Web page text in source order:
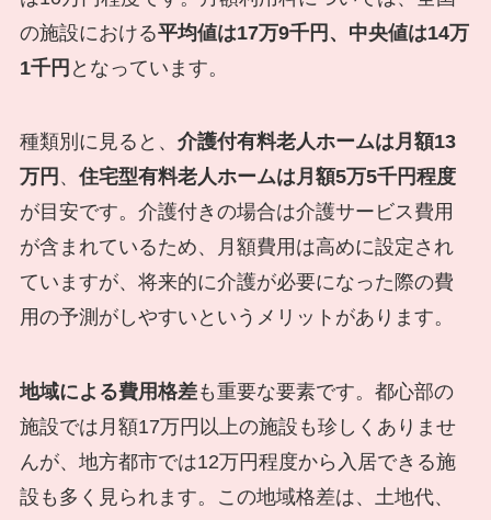
の施設における平均値は17万9千円、中央値は14万
1千円 となっています。
種類別に見ると、 介護付有料老人ホームは月額13
万円 、 住宅型有料老人ホームは月額5万5千円程度
が目安です。介護付きの場合は介護サービス費用
が含まれているため、月額費用は高めに設定され
ていますが、将来的に介護が必要になった際の費
用の予測がしやすいというメリットがあります。
地域による費用格差も重要な要素です。都心部の
施設では月額17万円以上の施設も珍しくありませ
んが、地方都市では12万円程度から入居できる施
設も多く見られます。この地域格差は、土地代、